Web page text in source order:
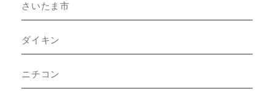
さいたま市
ダイキン
ニチコン